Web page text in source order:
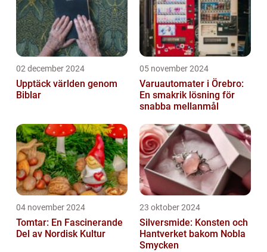
02 december 2024
Upptäck världen genom
Biblar
05 november 2024
Varuautomater i Örebro:
En smakrik lösning för
snabba mellanmål
04 november 2024
Tomtar: En Fascinerande
Del av Nordisk Kultur
23 oktober 2024
Silversmide: Konsten och
Hantverket bakom Nobla
Smycken